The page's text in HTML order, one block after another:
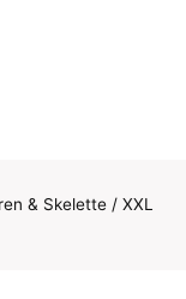
& Skelette / XXL